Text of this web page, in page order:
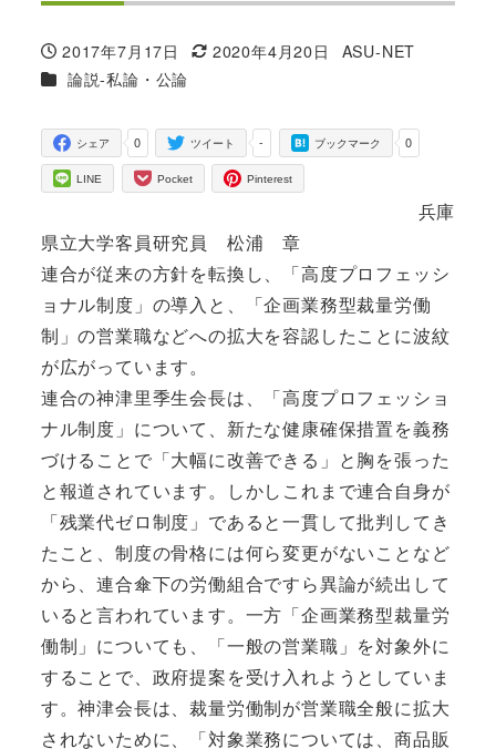
投稿日
2017年7月17日
更新日
2020年4月20日
著
ASU-NET
カテゴリー
論説-私論・公論
0
シェア -
ツイート 0
ブックマーク
LINE Pocket Pinterest
兵庫
県立大学客員研究員 松浦 章
連合が従来の方針を転換し、「高度プロフェッシ
ョナル制度」の導入と、「企画業務型裁量労働
制」の営業職などへの拡大を容認したことに波紋
が広がっています。
連合の神津里季生会長は、「高度プロフェッショ
ナル制度」について、新たな健康確保措置を義務
づけることで「大幅に改善できる」と胸を張った
と報道されています。しかしこれまで連合自身が
「残業代ゼロ制度」であると一貫して批判してき
たこと、制度の骨格には何ら変更がないことなど
から、連合傘下の労働組合ですら異論が続出して
いると言われています。一方「企画業務型裁量労
働制」についても、「一般の営業職」を対象外に
することで、政府提案を受け入れようとしていま
す。神津会長は、裁量労働制が営業職全般に拡大
されないために、「対象業務については、商品販